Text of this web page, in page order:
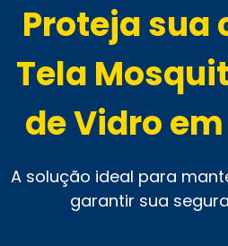
Proteja sua
Tela
de Vidro
A solução ideal para
garantir sua